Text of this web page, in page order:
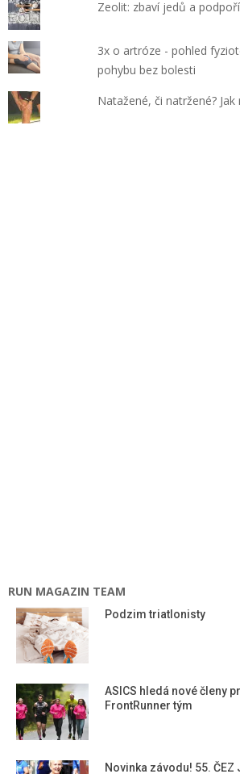
Zeolit: zbaví jedů a
3x o artróze - pohled
pohybu bez bolesti
Natažené, či natržené?
RUN MAGAZIN TEAM
Podzim triatlonisty
ASICS hledá nové členy
FrontRunner tým
Novinka závodu! 55.